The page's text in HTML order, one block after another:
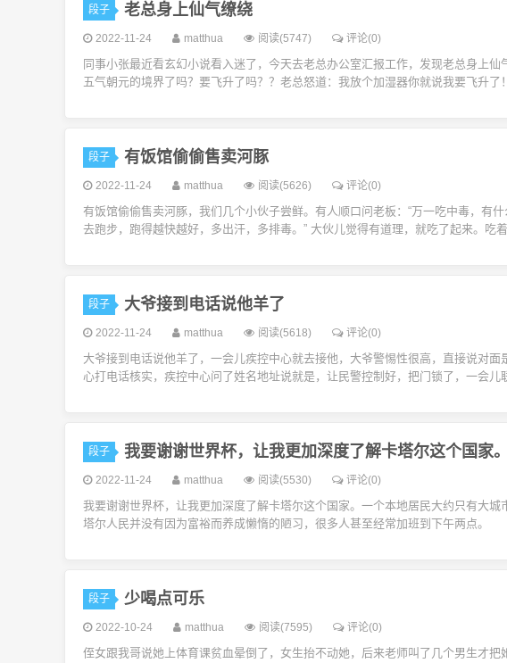
段子 老总身上仙气缭绕
2022-11-24 matthua 阅读(5747) 评论(0)
同事小张最近看玄幻小说看入迷了，今天去老总办公室汇报工作，发现老总身上
五气朝元的境界了吗？要飞升了吗？？老总怒道：我放个加湿器你就说我要飞升了
段子 有饭馆偷偷售卖河豚
2022-11-24 matthua 阅读(5626) 评论(0)
有饭馆偷偷售卖河豚，我们几个小伙子尝鲜。有人顺口问老板：“万一吃中毒，有
去跑步，跑得越快越好，多出汗，多排毒。” 大伙儿觉得有道理，就吃了起来。吃
段子 大爷接到电话说他羊了
2022-11-24 matthua 阅读(5618) 评论(0)
大爷接到电话说他羊了，一会儿疾控中心就去接他，大爷警惕性很高，直接说对
心打电话核实，疾控中心问了姓名地址说就是，让民警控制好，把门锁了，一会儿
段子 我要谢谢世界杯，让我更加深度了解卡塔尔这个国家。
2022-11-24 matthua 阅读(5530) 评论(0)
我要谢谢世界杯，让我更加深度了解卡塔尔这个国家。一个本地居民大约只有大
塔尔人民并没有因为富裕而养成懒惰的陋习，很多人甚至经常加班到下午两点。
段子 少喝点可乐
2022-10-24 matthua 阅读(7595) 评论(0)
侄女跟我哥说她上体育课贫血晕倒了，女生抬不动她，后来老师叫了几个男生才